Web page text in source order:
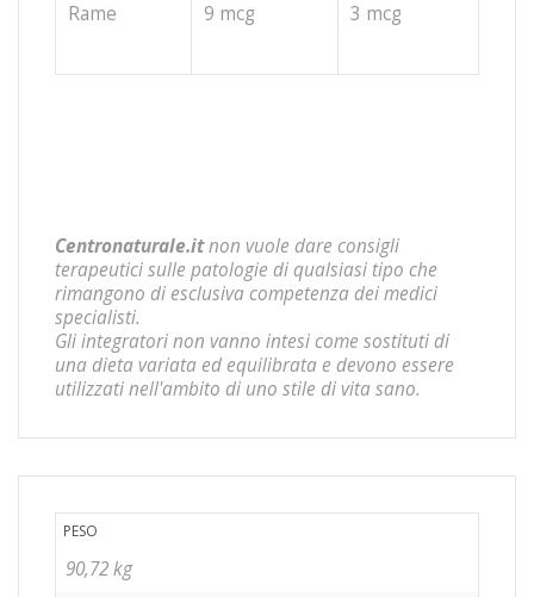
Rame
9 mcg 3 mcg
Centronaturale.itnon vuole dare consigli
terapeutici sulle patologie di qualsiasi tipo che
rimangono di esclusiva competenza dei medici
specialisti.
Gli integratori non vanno intesi come sostituti di
una dieta variata ed equilibrata e devono essere
utilizzati nell'ambito di uno stile di vita sano.
PESO
90,72 kg